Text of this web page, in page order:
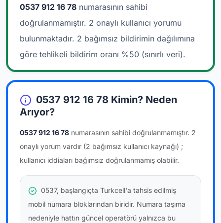
0537 912 16 78 numarasının sahibi
doğrulanmamıştır. 2 onaylı kullanıcı yorumu
bulunmaktadır. 2 bağımsız bildirimin dağılımına
göre tehlikeli bildirim oranı %50 (sınırlı veri).
0537 912 16 78 Kimin? Neden
Arıyor?
0537 912 16 78 numarasının sahibi doğrulanmamıştır. 2
onaylı yorum vardır (2 bağımsız kullanıcı kaynağı) ;
kullanıcı iddiaları bağımsız doğrulanmamış olabilir.
0537, başlangıçta Turkcell'a tahsis edilmiş
mobil numara bloklarından biridir. Numara taşıma
nedeniyle hattın güncel operatörü yalnızca bu